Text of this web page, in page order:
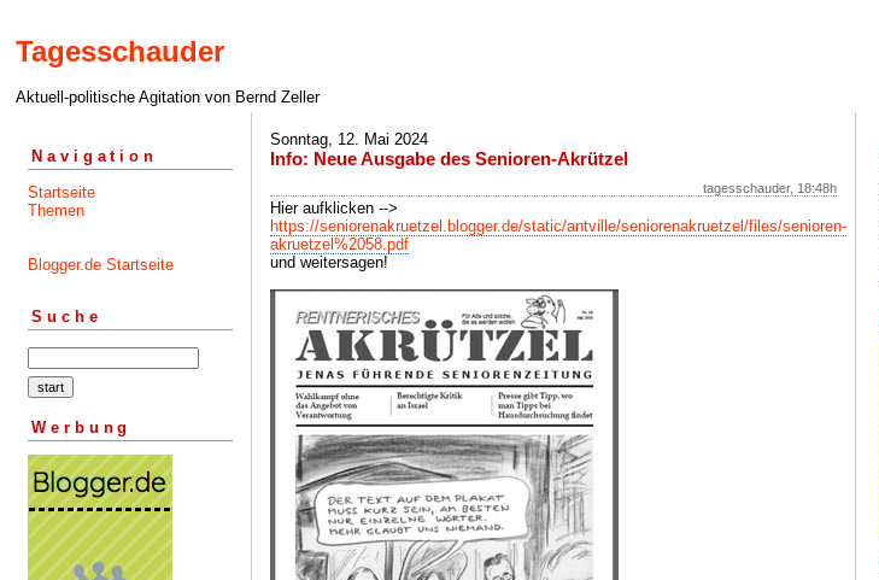
Tagesschauder
Aktuell-politische Agitation von Bernd Zeller
Navigation
Startseite
Themen
Blogger.de Startseite
Suche
Werbung
Sonntag, 12. Mai 2024
Info: Neue Ausgabe des Senioren-Akrützel
tagesschauder, 18:48h
Hier aufklicken -->
https://seniorenakruetzel.blogger.de/static/antville/seniorenakruetzel/files/senioren-
akruetzel%2058.pdf
und weitersagen!